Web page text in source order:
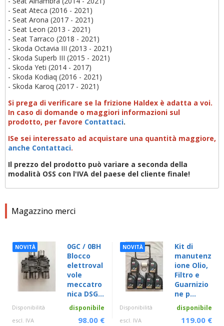
Magazzino merci
NOVITÀ
0GC / 0BH
Blocco
elettroval
vole
meccatro
nica DSG...
Disponibilità disponibile
escl. IVA 98.00 €
NOVITÀ
Kit di
manutenz
ione Olio,
Filtro e
Guarnizio
ne p...
Disponibilità disponibile
escl. IVA 119.00 €
- Seat Ateca (2016 - 2021)
- Seat Arona (2017 - 2021)
- Seat Leon (2013 - 2021)
- Seat Tarraco (2018 - 2021)
- Skoda Octavia III (2013 - 2021)
- Skoda Superb III (2015 - 2021)
- Skoda Yeti (2014 - 2017)
- Skoda Kodiaq (2016 - 2021)
- Skoda Karoq (2017 - 2021)
Si prega di verificare se la frizione Haldex è adatta a voi.
In caso di domande o maggiori informazioni sul
prodotto, per favore Contattaci.
ISe sei interessato ad acquistare una quantità maggiore,
anche Contattaci.
Il prezzo del prodotto può variare a seconda della
modalità OSS con l'IVA del paese del cliente finale!